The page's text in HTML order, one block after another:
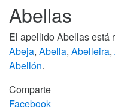
Abellas
El apellido Abellas está
Abeja, Abella, Abelleira,
Abellón.
Comparte
Facebook